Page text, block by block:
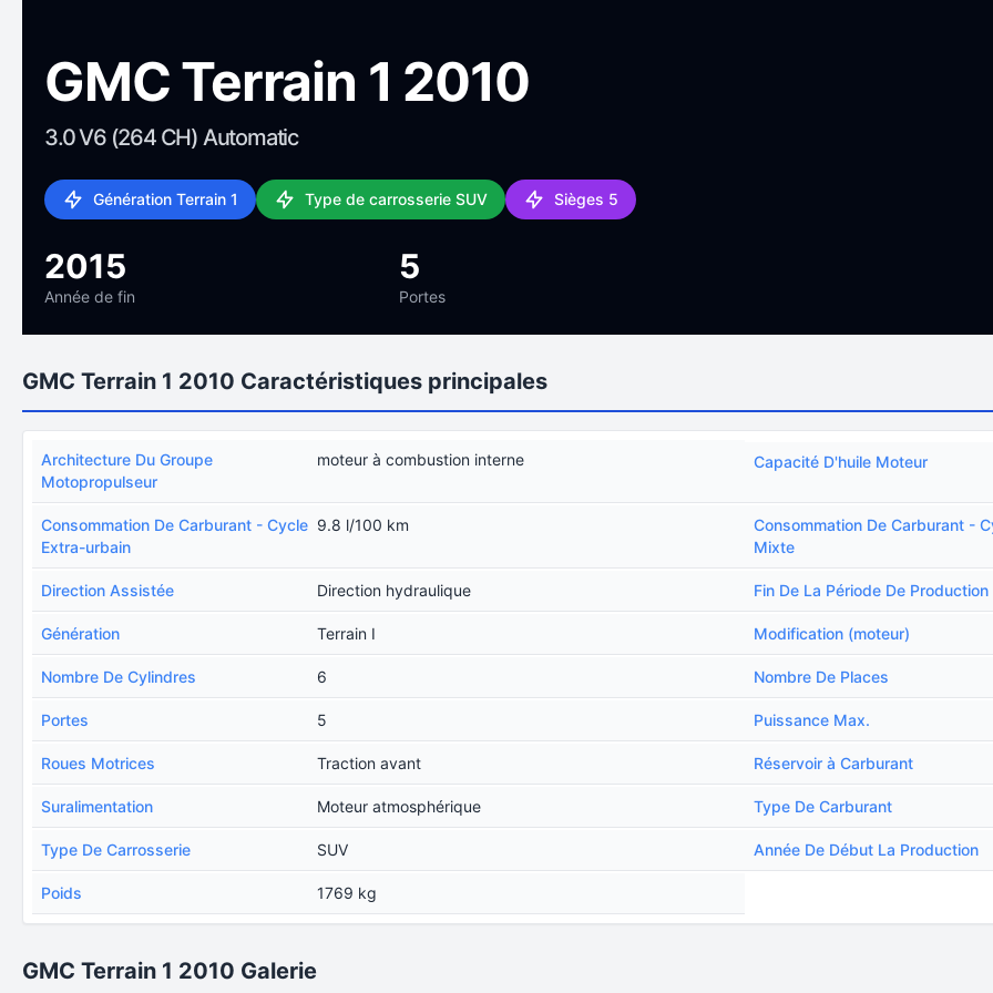
GMC Terrain 1 2010
3.0 V6 (264 CH) Automatic
Génération Terrain 1 Type de carrosserie SUV Sièges 5
2015
Année de fin
5
Portes
GMC Terrain 1 2010 Caractéristiques principales
Architecture Du Groupe
Motopropulseur
moteur à combustion interne Capacité D'huile Moteur
Consommation De Carburant - Cycle
Extra-urbain
9.8 l/100 km
Consommation De Carburant -
Mixte
Direction Assistée Direction hydraulique Fin De La Période De Production
Génération Terrain I Modification (moteur)
Nombre De Cylindres 6 Nombre De Places
Portes 5 Puissance Max.
Roues Motrices Traction avant Réservoir à Carburant
Suralimentation Moteur atmosphérique Type De Carburant
Type De Carrosserie SUV Année De Début La Production
Poids 1769 kg
GMC Terrain 1 2010 Galerie